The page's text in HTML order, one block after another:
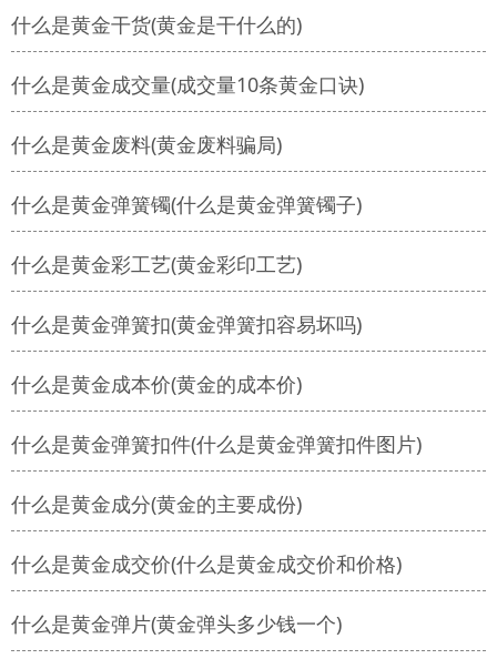
什么是黄金干货(黄金是干什么的)
什么是黄金成交量(成交量10条黄金口诀)
什么是黄金废料(黄金废料骗局)
什么是黄金弹簧镯(什么是黄金弹簧镯子)
什么是黄金彩工艺(黄金彩印工艺)
什么是黄金弹簧扣(黄金弹簧扣容易坏吗)
什么是黄金成本价(黄金的成本价)
什么是黄金弹簧扣件(什么是黄金弹簧扣件图片)
什么是黄金成分(黄金的主要成份)
什么是黄金成交价(什么是黄金成交价和价格)
什么是黄金弹片(黄金弹头多少钱一个)